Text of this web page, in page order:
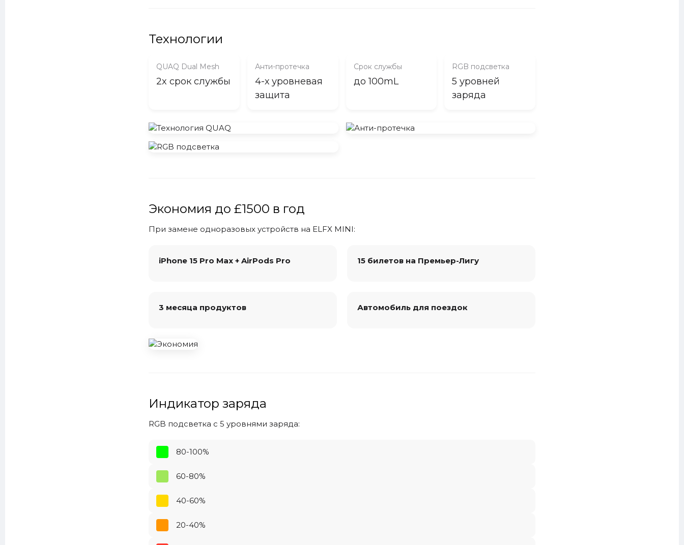
Технологии
QUAQ Dual Mesh
2x срок службы
Анти-протечка
4-х уровневая
защита
Срок службы
до 100mL
RGB подсветка
5 уровней
заряда
Экономия до £1500 в год
При замене одноразовых устройств на ELFX MINI:
iPhone 15 Pro Max + AirPods Pro 15 билетов на Премьер-Лигу
3 месяца продуктов Автомобиль для поездок
Индикатор заряда
RGB подсветка с 5 уровнями заряда:
80-100%
60-80%
40-60%
20-40%